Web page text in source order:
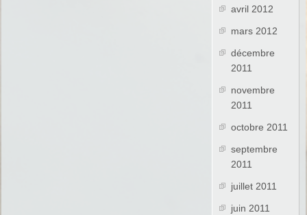
avril 2012
mars 2012
décembre
2011
novembre
2011
octobre 2011
septembre
2011
juillet 2011
juin 2011